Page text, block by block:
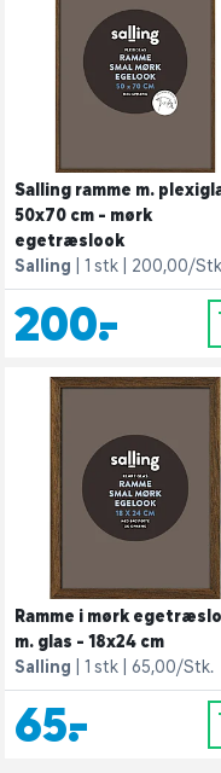
Salling ramme m.
50x70 cm - mørk
egetræslook
Salling
1 stk 200,00/
200,-
Ramme i mørk
m. glas - 18x24 cm
Salling
1 stk 65,00/Stk.
65,-